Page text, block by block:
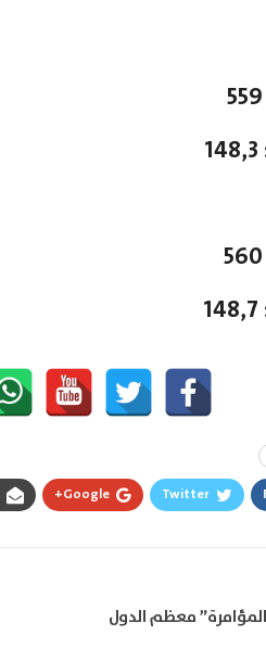
Twitter
Google+
معظم الدول